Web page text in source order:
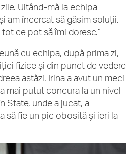
Uitând-mă la echipa
am încercat să găsim soluții.
ce pot să îmi doresc.”
cu echipa, după prima zi,
fizice și din punct de vedere
astăzi. Irina a avut un meci
mai putut concura la un nivel
State, unde a jucat, a
să fie un pic obosită și ieri la